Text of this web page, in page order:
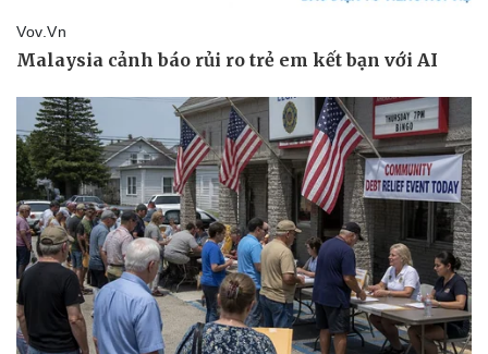
Pháp luật
Vụ án
Tư vấn luật
Vũ khí
Phân tích